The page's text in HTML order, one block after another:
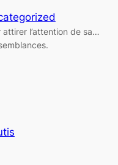
l’attention de sa…